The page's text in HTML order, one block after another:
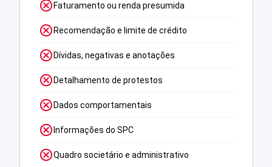
Faturamento ou renda presumida
Recomendação e limite de crédito
Dívidas, negativas e anotações
Detalhamento de protestos
Dados comportamentais
Informações do SPC
Quadro societário e administrativo